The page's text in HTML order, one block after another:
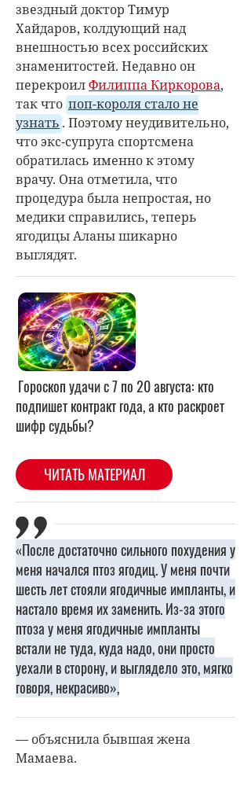
звездный доктор Тимур
Хайдаров, колдующий над
внешностью всех российских
знаменитостей. Недавно он
перекроилФилиппа Киркорова,
так что поп-короля стало не
узнать . Поэтому неудивительно,
что экс-супруга спортсмена
обратилась именно к этому
врачу. Она отметила, что
процедура была непростая, но
медики справились, теперь
ягодицы Аланы шикарно
выглядят.
«После достаточно сильного похудения у
меня начался птоз ягодиц. У меня почти
шесть лет стояли ягодичные импланты, и
настало время их заменить. Из-за этого
птоза у меня ягодичные импланты
встали не туда, куда надо, они просто
уехали в сторону, и выглядело это, мягко
говоря, некрасиво»,
— объяснила бывшая жена
Мамаева.